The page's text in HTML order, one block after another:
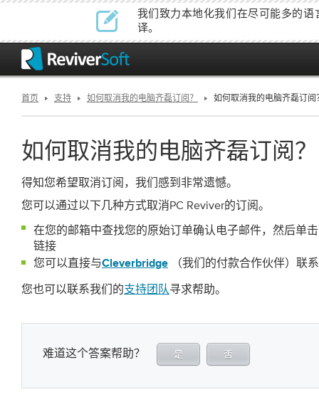
我们致力本地化我们在尽可能多的
译。
首页 支持 如何取消我的电脑齐磊订阅？ 如何取消我的电脑齐磊订阅
如何取消我的电脑齐磊订阅？
得知您希望取消订阅，我们感到非常遗憾。
您可以通过以下几种方式取消PC Reviver的订阅。
在您的邮箱中查找您的原始订单确认电子邮件，然后单击
链接
您可以直接与Cleverbridge （我们的付款合作伙伴）联
您也可以联系我们的支持团队寻求帮助。
难道这个答案帮助？ 是 否